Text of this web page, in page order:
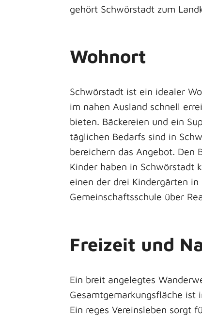
gehört Schwörstadt zum
Wohnort
Schwörstadt ist ein idealer
im nahen Ausland schnell
bieten. Bäckereien und ein
täglichen Bedarfs sind in
bereichern das Angebot. Den
Kinder haben in Schwörstadt
einen der drei Kindergärten
Gemeinschaftsschule über
Freizeit und
Ein breit angelegtes
Gesamtgemarkungsfläche
Ein reges Vereinsleben sorgt